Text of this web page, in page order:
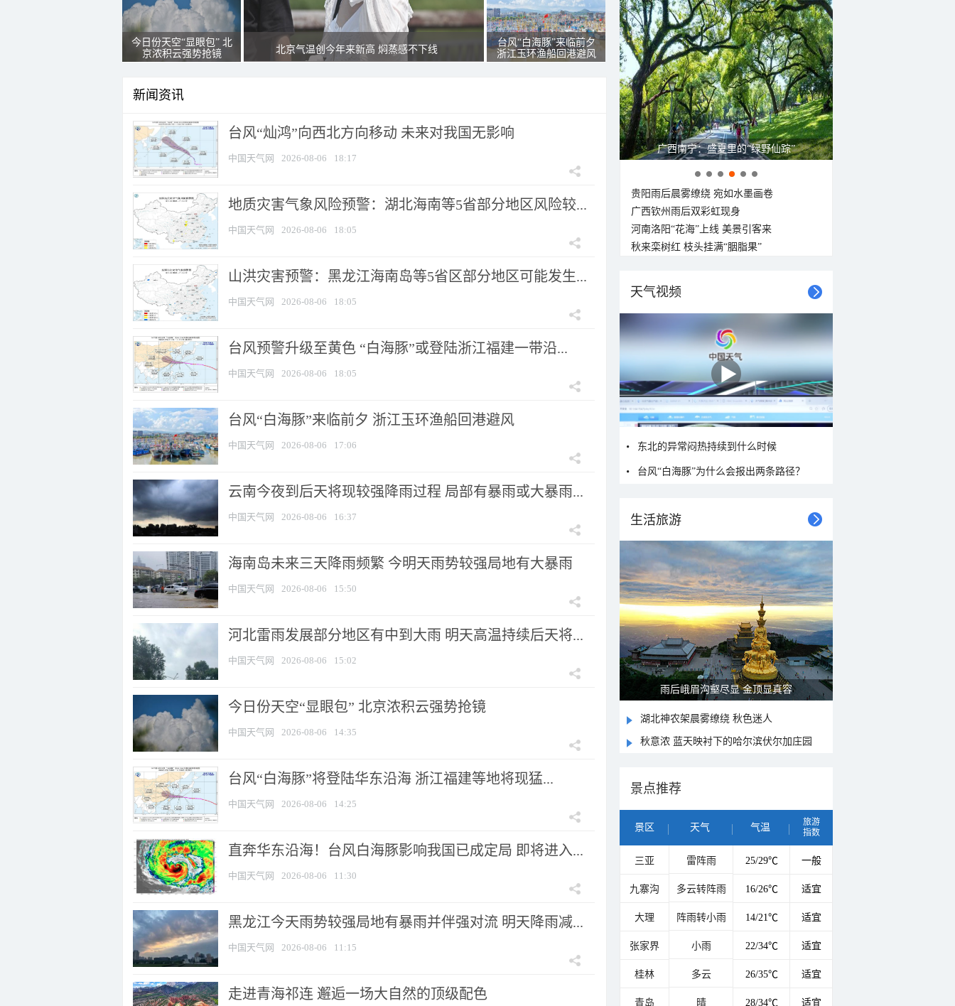
今日份天空“显眼包” 北
京浓积云强势抢镜
北京气温创今年来新高 焖蒸感不下线
台风“白海豚”来临前夕
浙江玉环渔船回港避风
新闻资讯
台风“灿鸿”向西北方向移动 未来对我国无影响
中国天气网 2026-08-06 18:17
地质灾害气象风险预警：湖北海南等5省部分地区风险较...
中国天气网 2026-08-06 18:05
山洪灾害预警：黑龙江海南岛等5省区部分地区可能发生...
中国天气网 2026-08-06 18:05
台风预警升级至黄色 “白海豚”或登陆浙江福建一带沿...
中国天气网 2026-08-06 18:05
台风“白海豚”来临前夕 浙江玉环渔船回港避风
中国天气网 2026-08-06 17:06
云南今夜到后天将现较强降雨过程 局部有暴雨或大暴雨...
中国天气网 2026-08-06 16:37
海南岛未来三天降雨频繁 今明天雨势较强局地有大暴雨
中国天气网 2026-08-06 15:50
河北雷雨发展部分地区有中到大雨 明天高温持续后天将...
中国天气网 2026-08-06 15:02
今日份天空“显眼包” 北京浓积云强势抢镜
中国天气网 2026-08-06 14:35
台风“白海豚”将登陆华东沿海 浙江福建等地将现猛...
中国天气网 2026-08-06 14:25
直奔华东沿海！台风白海豚影响我国已成定局 即将进入...
中国天气网 2026-08-06 11:30
黑龙江今天雨势较强局地有暴雨并伴强对流 明天降雨减...
中国天气网 2026-08-06 11:15
走进青海祁连 邂逅一场大自然的顶级配色
呼伦贝尔草原 藏着最治愈的蓝天白云
贵阳雨后晨雾缭绕 宛如水墨画卷
广西钦州雨后双彩虹现身
河南洛阳“花海”上线 美景引客来
秋来栾树红 枝头挂满“胭脂果”
天气视频
东北的异常闷热持续到什么时候
台风“白海豚”为什么会报出两条路径？
生活旅游
山水扇面：秋红点缀颐和园西堤
湖北神农架晨雾缭绕 秋色迷人
秋意浓 蓝天映衬下的哈尔滨伏尔加庄园
景点推荐
景区 天气 气温
旅游
指数
三亚 雷阵雨 25/29℃ 一般
九寨沟 多云转阵雨 16/26℃ 适宜
大理 阵雨转小雨 14/21℃ 适宜
张家界 小雨 22/34℃ 适宜
桂林 多云 26/35℃ 适宜
青岛 晴 28/34℃ 适宜